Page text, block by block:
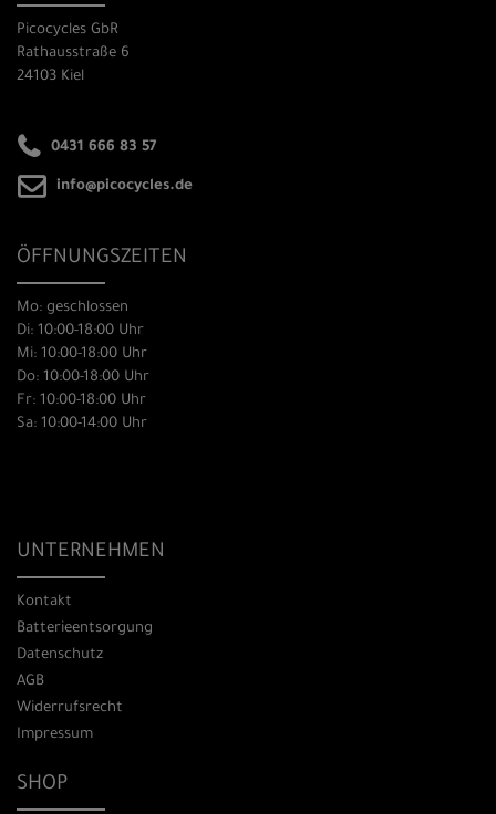
Picocycles GbR
Rathausstraße 6
24103 Kiel
0431 666 83 57
info@picocycles.de
ÖFFNUNGSZEITEN
Mo: geschlossen
Di: 10:00-18:00 Uhr
Mi: 10:00-18:00 Uhr
Do: 10:00-18:00 Uhr
Fr: 10:00-18:00 Uhr
Sa: 10:00-14:00 Uhr
UNTERNEHMEN
Kontakt
Batterieentsorgung
Datenschutz
AGB
Widerrufsrecht
Impressum
SHOP